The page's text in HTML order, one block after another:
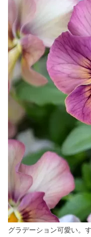
グラデーション可愛い。